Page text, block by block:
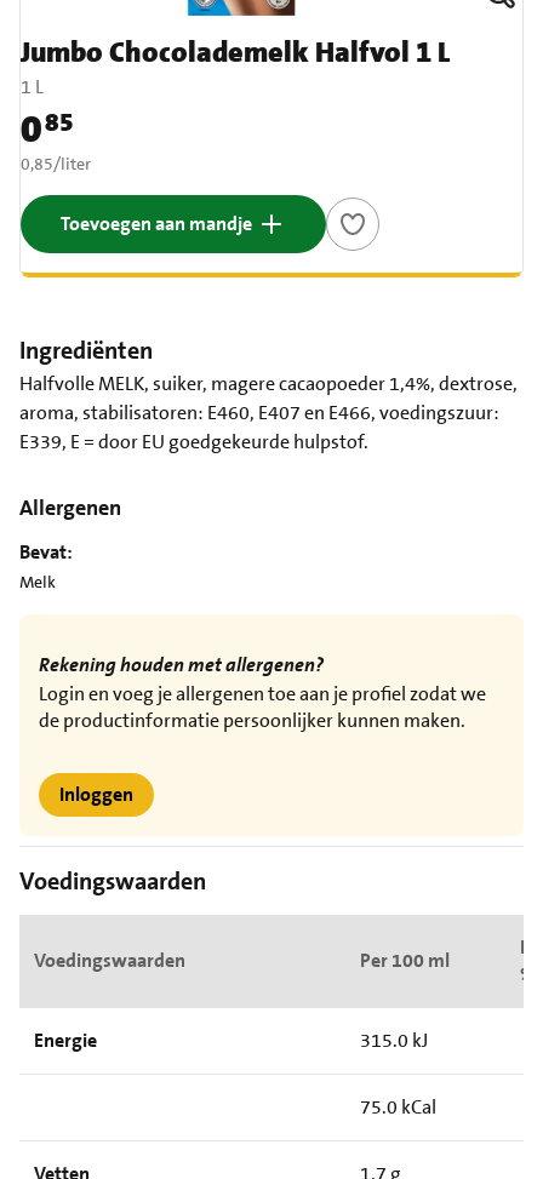
Jumbo Chocolademelk Halfvol 1 L
1 L
Prijs: € 0,85
085
€ 0,85 per liter
0,85/liter
Toevoegen aan mandje
Ingrediënten
Halfvolle MELK, suiker, magere cacaopoeder 1,4%, dextrose,
aroma, stabilisatoren: E460, E407 en E466, voedingszuur:
E339, E = door EU goedgekeurde hulpstof.
Allergenen
Bevat:
Melk
Rekening houden met allergenen?
Login en voeg je allergenen toe aan je profiel zodat we
de productinformatie persoonlijker kunnen maken.
Inloggen
Voedingswaarden
Voedingswaarden Per 100 ml
Energie 315.0 kJ
75.0 kCal
Vetten 1.7 g